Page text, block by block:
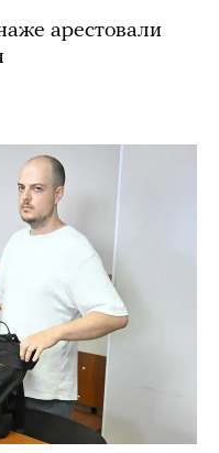
арестовали